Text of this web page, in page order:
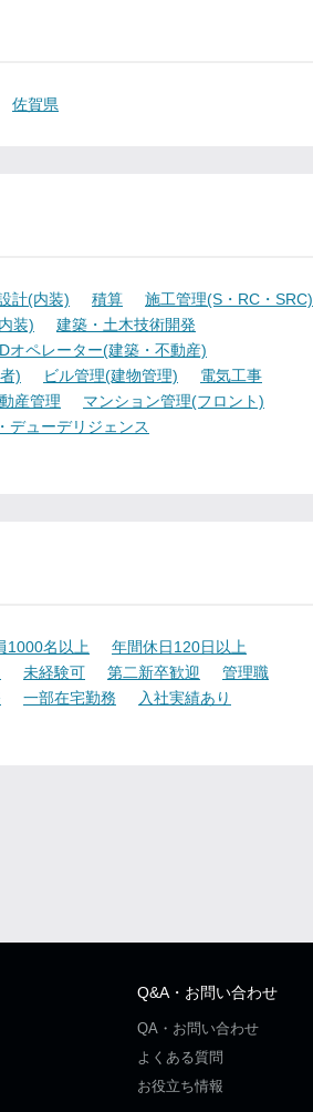
佐賀県
計(内装) 積算
施工管理(S・RC・SRC)
装)
建築・土木技術開発
オペレーター(建築・不動産)
) ビル管理(建物管理)
電気工事
産管理
マンション管理(フロント)
デューデリジェンス
1000名以上
年間休日120日以上
未経験可 第二新卒歓迎
管理職
一部在宅勤務
入社実績あり
Q&A・お問い合わせ
QA・お問い合わせ
よくある質問
お役立ち情報